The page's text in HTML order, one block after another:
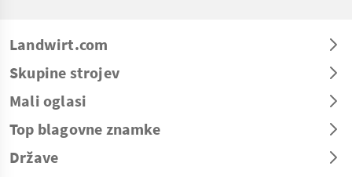
Landwirt.com
Skupine strojev
Mali oglasi
Top blagovne znamke
Države